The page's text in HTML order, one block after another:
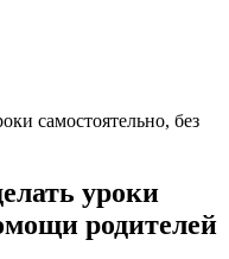
самостоятельно, без
уроки
родителей